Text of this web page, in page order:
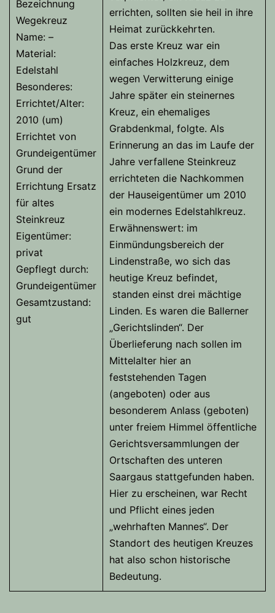
Bezeichnung
Wegekreuz
Name: –
Material:
Edelstahl
Besonderes:
Errichtet/Alter:
2010 (um)
Errichtet von
Grundeigentümer
Grund der
Errichtung Ersatz
für altes
Steinkreuz
Eigentümer:
privat
Gepflegt durch:
Grundeigentümer
Gesamtzustand:
gut
errichten, sollten sie heil in ihre
Heimat zurückkehrten.
Das erste Kreuz war ein
einfaches Holzkreuz, dem
wegen Verwitterung einige
Jahre später ein steinernes
Kreuz, ein ehemaliges
Grabdenkmal, folgte. Als
Erinnerung an das im Laufe der
Jahre verfallene Steinkreuz
errichteten die Nachkommen
der Hauseigentümer um 2010
ein modernes Edelstahlkreuz.
Erwähnenswert: im
Einmündungsbereich der
Lindenstraße, wo sich das
heutige Kreuz befindet,
standen einst drei mächtige
Linden. Es waren die Ballerner
„Gerichtslinden“. Der
Überlieferung nach sollen im
Mittelalter hier an
feststehenden Tagen
(angeboten) oder aus
besonderem Anlass (geboten)
unter freiem Himmel öffentliche
Gerichtsversammlungen der
Ortschaften des unteren
Saargaus stattgefunden haben.
Hier zu erscheinen, war Recht
und Pflicht eines jeden
„wehrhaften Mannes“. Der
Standort des heutigen Kreuzes
hat also schon historische
Bedeutung.